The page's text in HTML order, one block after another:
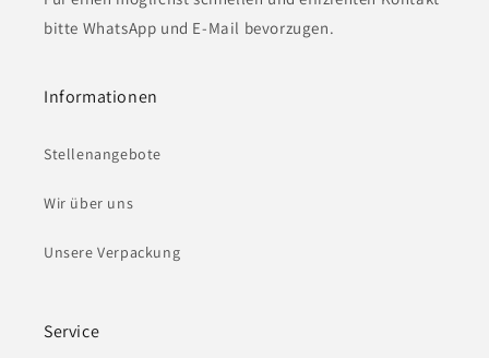
bitte WhatsApp und E-Mail bevorzugen.
Informationen
Stellenangebote
Wir über uns
Unsere Verpackung
Service